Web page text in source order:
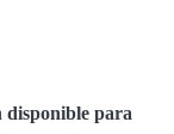
disponible para